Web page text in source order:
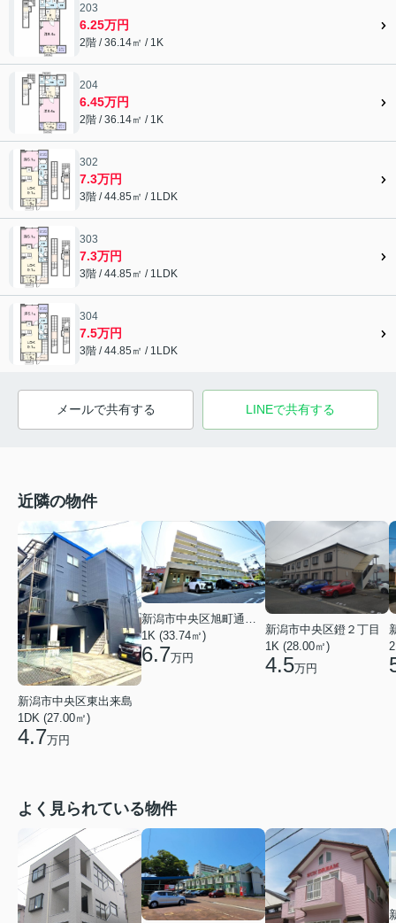
203
6.25万円
2階 / 36.14㎡ / 1K
204
6.45万円
2階 / 36.14㎡ / 1K
302
7.3万円
3階 / 44.85㎡ / 1LDK
303
7.3万円
3階 / 44.85㎡ / 1LDK
304
7.5万円
3階 / 44.85㎡ / 1LDK
メールで共有する LINEで共有する
近隣の物件
新潟市中央区東出来島
1DK (27.00㎡)
4.7万円
1K (33.74㎡)
6.7万円
新潟市中央区鐙２丁目
1K (28.00㎡)
4.5万円
よく見られている物件